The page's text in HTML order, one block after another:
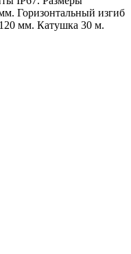
Горизонтальный изгиб
мм. Катушка 30 м.